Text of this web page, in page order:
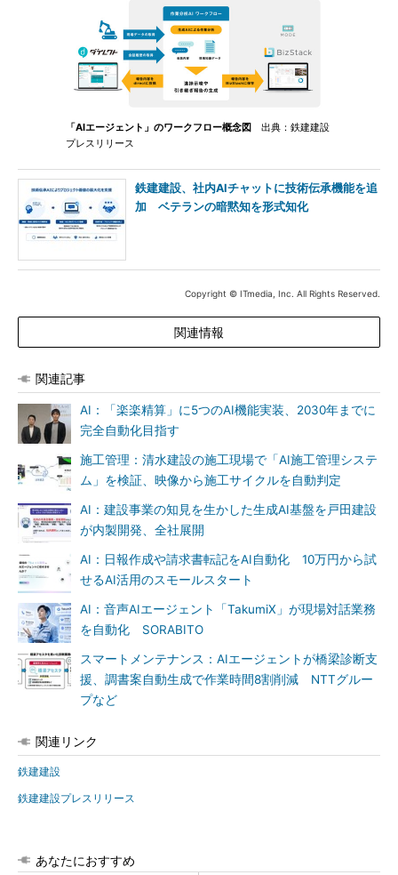
「AIエージェント」のワークフロー概念図
出典：鉄建建設
プレスリリース
鉄建建設、社内AIチャットに技術伝承機能を追
加 ベテランの暗黙知を形式知化
Copyright © ITmedia, Inc. All Rights Reserved.
関連情報
関連記事
AI：「楽楽精算」に5つのAI機能実装、2030年までに
完全自動化目指す
施工管理：清水建設の施工現場で「AI施工管理システ
ム」を検証、映像から施工サイクルを自動判定
AI：建設事業の知見を生かした生成AI基盤を戸田建設
が内製開発、全社展開
AI：日報作成や請求書転記をAI自動化 10万円から試
せるAI活用のスモールスタート
AI：音声AIエージェント「TakumiX」が現場対話業務
を自動化 SORABITO
スマートメンテナンス：AIエージェントが橋梁診断支
援、調書案自動生成で作業時間8割削減 NTTグルー
プなど
関連リンク
鉄建建設
鉄建建設プレスリリース
あなたにおすすめ